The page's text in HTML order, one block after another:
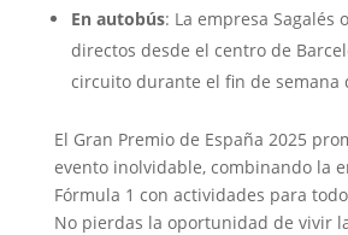
En autobús: La empresa Sagalés
directos desde el centro de
circuito durante el fin de semana
El Gran Premio de España 2025
evento inolvidable, combinando la
Fórmula 1 con actividades para
No pierdas la oportunidad de vivir